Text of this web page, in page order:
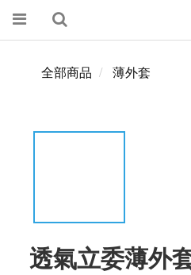
全部商品 薄外套
透氣立委薄外